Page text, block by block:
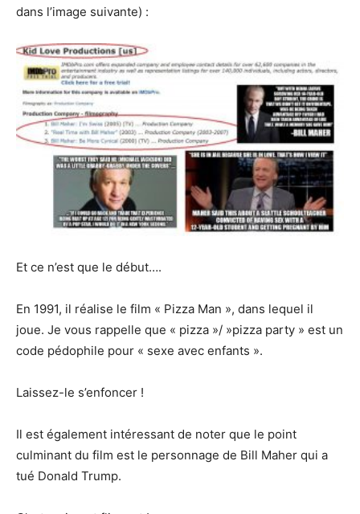
dans l’image suivante) :
Et ce n’est que le début….
En 1991, il réalise le film « Pizza Man », dans lequel il
joue. Je vous rappelle que « pizza »/ »pizza party » est un
code pédophile pour « sexe avec enfants ».
Laissez-le s’enfoncer !
Il est également intéressant de noter que le point
culminant du film est le personnage de Bill Maher qui a
tué Donald Trump.